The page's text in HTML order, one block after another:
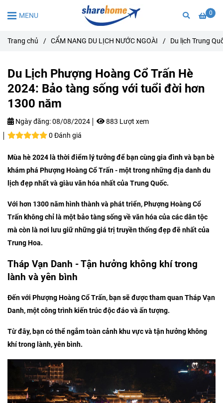
0
MENU
Trang chủ / CẨM NANG DU LỊCH NƯỚC NGOÀI / Du lịch Trung
Du Lịch Phượng Hoàng Cổ Trấn Hè
2024: Bảo tàng sống với tuổi đời hơn
1300 năm
Ngày đăng:08/08/2024
883 Lượt xem
0 Đánh giá
Mùa hè 2024 là thời điểm lý tưởng để bạn cùng gia đình và bạn bè
khám phá Phượng Hoàng Cổ Trấn - một trong những địa danh du
lịch đẹp nhất và giàu văn hóa nhất của Trung Quốc.
Với hơn 1300 năm hình thành và phát triển, Phượng Hoàng Cổ
Trấn không chỉ là một bảo tàng sống về văn hóa của các dân tộc
mà còn là nơi lưu giữ những giá trị truyền thống đẹp đẽ nhất của
Trung Hoa.
Tháp Vạn Danh - Tận hưởng không khí trong
lành và yên bình
Đến với Phượng Hoàng Cổ Trấn, bạn sẽ được tham quan Tháp Vạn
Danh, một công trình kiến trúc độc đáo và ấn tượng.
Từ đây, bạn có thể ngắm toàn cảnh khu vực và tận hưởng không
khí trong lành, yên bình.